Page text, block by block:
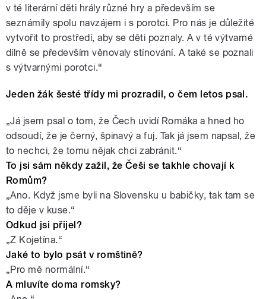
v té literární děti hrály různé hry a především se
seznámily spolu navzájem i s porotci. Pro nás je důležité
vytvořit to prostředí, aby se děti poznaly. A v té výtvarné
dílně se především věnovaly stínování. A také se poznali
s výtvarnými porotci.“
Jeden žák šesté třídy mi prozradil, o čem letos psal.
„Já jsem psal o tom, že Čech uvidí Romáka a hned ho
odsoudí, že je černý, špinavý a fuj. Tak já jsem napsal, že
to nechci, že tomu nějak chci zabránit.“
To jsi sám někdy zažil, že Češi se takhle chovají k
Romům?
„Ano. Když jsme byli na Slovensku u babičky, tak tam se
to děje v kuse.“
Odkud jsi přijel?
„Z Kojetína.“
Jaké to bylo psát v romštině?
„Pro mě normální.“
A mluvíte doma romsky?